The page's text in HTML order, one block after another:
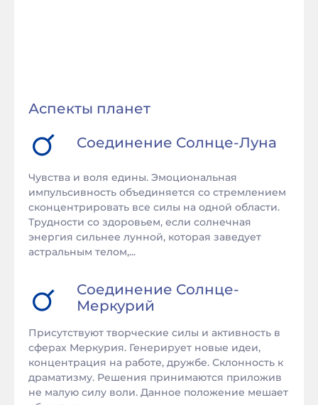
Аспекты планет
Соединение Солнце-Луна
Чувства и воля едины. Эмоциональная
импульсивность объединяется со стремлением
сконцентрировать все силы на одной области.
Трудности со здоровьем, если солнечная
энергия сильнее лунной, которая заведует
астральным телом,...
Соединение Солнце-
Меркурий
Присутствуют творческие силы и активность в
сферах Меркурия. Генерирует новые идеи,
концентрация на работе, дружбе. Склонность к
драматизму. Решения принимаются приложив
не малую силу воли. Данное положение мешает